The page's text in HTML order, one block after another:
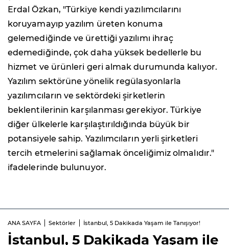
Erdal Özkan, "Türkiye kendi yazılımcılarını
koruyamayıp yazılım üreten konuma
gelemediğinde ve ürettiği yazılımı ihraç
edemediğinde, çok daha yüksek bedellerle bu
hizmet ve ürünleri geri almak durumunda kalıyor.
Yazılım sektörüne yönelik regülasyonlarla
yazılımcıların ve sektördeki şirketlerin
beklentilerinin karşılanması gerekiyor. Türkiye
diğer ülkelerle karşılaştırıldığında büyük bir
potansiyele sahip. Yazılımcıların yerli şirketleri
tercih etmelerini sağlamak önceliğimiz olmalıdır."
ifadelerinde bulunuyor.
ANA SAYFA Sektörler İstanbul, 5 Dakikada Yaşam ile Tanışıyor!
İstanbul, 5 Dakikada Yaşam ile